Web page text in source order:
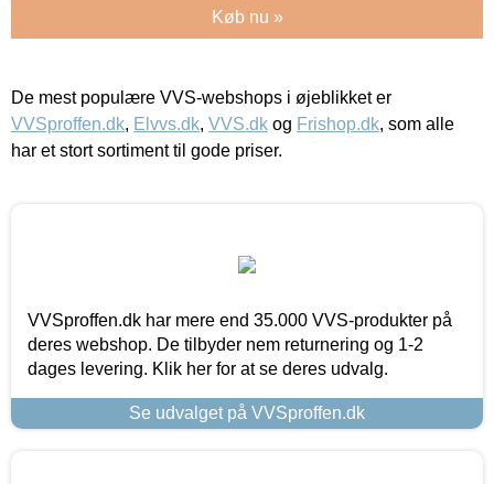
Køb nu »
De mest populære VVS-webshops i øjeblikket er
VVSproffen.dk, Elvvs.dk, VVS.dk og Frishop.dk, som alle
har et stort sortiment til gode priser.
VVSproffen.dk har mere end 35.000 VVS-produkter på
deres webshop. De tilbyder nem returnering og 1-2
dages levering. Klik her for at se deres udvalg.
Se udvalget på VVSproffen.dk